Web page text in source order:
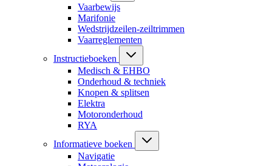
Vaarbewijs
Marifonie
Wedstrijdzeilen-zeiltrimmen
Vaarreglementen
Instructieboeken
Medisch & EHBO
Onderhoud & techniek
Knopen & splitsen
Elektra
Motoronderhoud
RYA
Informatieve boeken
Navigatie